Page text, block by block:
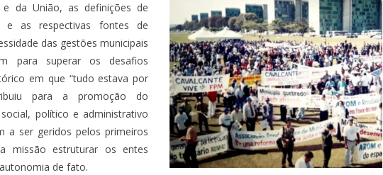
da União, as definições de
e as respectivas fontes de
das gestões municipais
para superar os desafios
em que “tudo estava por
para a promoção do
político e administrativo
a ser geridos pelos primeiros
missão estruturar os entes
de fato.